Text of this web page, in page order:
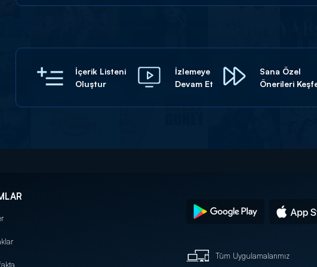
İçerik Listeni
Oluştur
İzlemeye
Devam Et
Sana Özel
Önerileri
Tüm Uygulamalarımız